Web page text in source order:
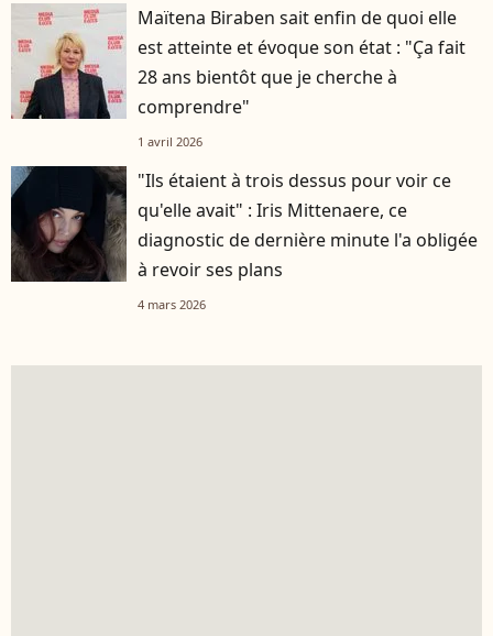
Maïtena Biraben sait enfin de quoi elle
est atteinte et évoque son état : "Ça fait
28 ans bientôt que je cherche à
comprendre"
1 avril 2026
"Ils étaient à trois dessus pour voir ce
qu'elle avait" : Iris Mittenaere, ce
diagnostic de dernière minute l'a obligée
à revoir ses plans
4 mars 2026